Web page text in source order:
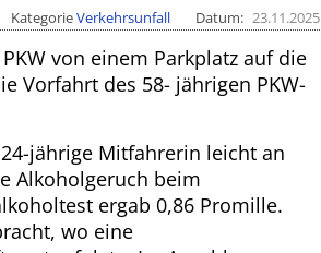
KategorieVerkehrsunfall Datum 23.11.2025
von einem Parkplatz auf die
Vorfahrt des 58- jährigen PKW-
jährige Mitfahrerin leicht an
Alkoholgeruch beim
ergab 0,86 Promille.
wo eine